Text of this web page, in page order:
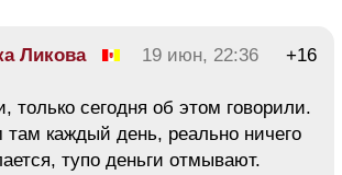
Ликова 19 июн, 22:36 +16
только сегодня об этом говорили.
там каждый день, реально ничего
тупо деньги отмывают.